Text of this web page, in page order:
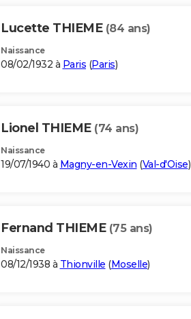
Lucette THIEME (84 ans)
Naissance
08/02/1932 à Paris (Paris)
Lionel THIEME (74 ans)
Naissance
19/07/1940 à Magny-en-Vexin (Val-d'Oise)
Fernand THIEME (75 ans)
Naissance
08/12/1938 à Thionville (Moselle)